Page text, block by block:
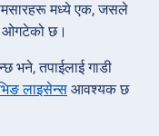
मध्ये एक, जसले
ओगटेको छ।
भने, तपाईलाई गाडी
लाइसेन्स आवश्यक छ